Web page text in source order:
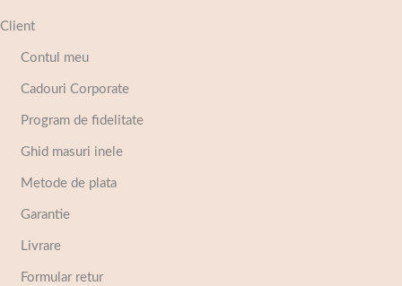
Client
Contul meu
Cadouri Corporate
Program de fidelitate
Ghid masuri inele
Metode de plata
Garantie
Livrare
Formular retur